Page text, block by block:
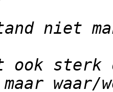
sterk